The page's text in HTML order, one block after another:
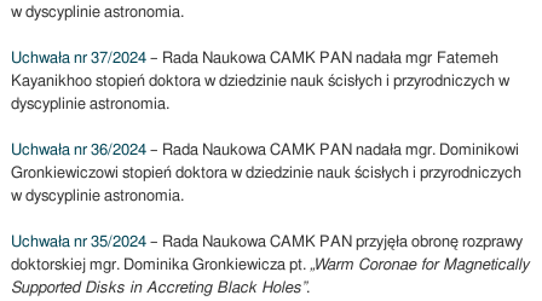
w dyscyplinie astronomia.
Uchwała nr 37/2024– Rada Naukowa CAMK PAN nadała mgr Fatemeh
Kayanikhoo stopień doktora w dziedzinie nauk ścisłych i przyrodniczych w
dyscyplinie astronomia.
Uchwała nr 36/2024– Rada Naukowa CAMK PAN nadała mgr. Dominikowi
Gronkiewiczowi stopień doktora w dziedzinie nauk ścisłych i przyrodniczych
w dyscyplinie astronomia.
Uchwała nr 35/2024– Rada Naukowa CAMK PAN przyjęła obronę rozprawy
doktorskiej mgr. Dominika Gronkiewicza pt. „Warm Coronae for Magnetically
Supported Disks in Accreting Black Holes”.